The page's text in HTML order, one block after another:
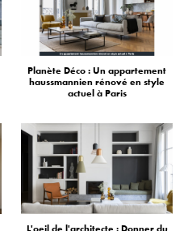
Planète Déco : Un appartement
haussmannien rénové en style
actuel à Paris